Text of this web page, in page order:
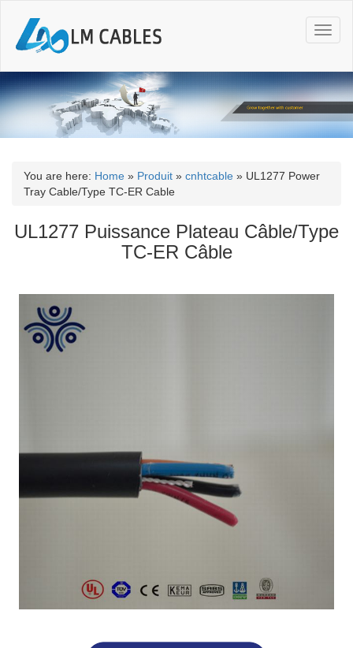
T
o
g
l
n
a
i
You are here: Home » Produit » cnhtcable » UL1277 Power
Tray Cable/Type TC-ER Cable
UL1277 Puissance Plateau Câble/Type
TC-ER Câble